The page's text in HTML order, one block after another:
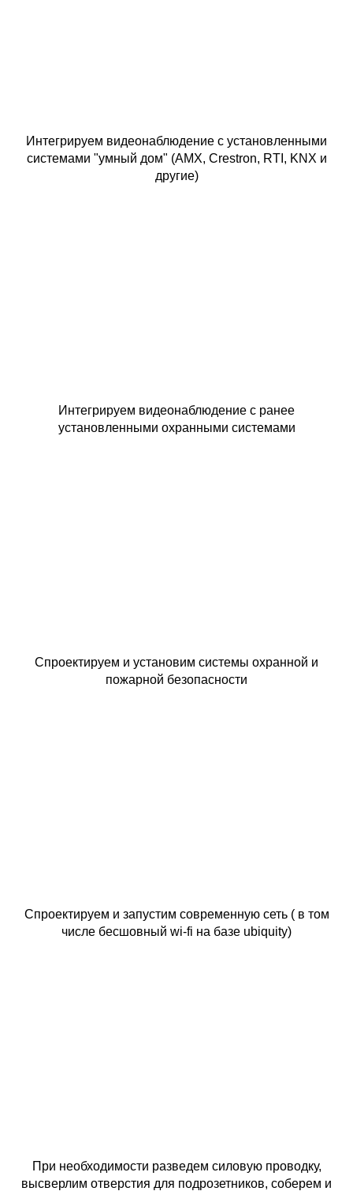
Интегрируем видеонаблюдение с установленными
системами "умный дом" (AMX, Crestron, RTI, KNX и
другие)
Интегрируем видеонаблюдение с ранее
установленными охранными системами
Спроектируем и установим системы охранной и
пожарной безопасности
Спроектируем и запустим современную сеть ( в том
числе бесшовный wi-fi на базе ubiquity)
При необходимости разведем силовую проводку,
высверлим отверстия для подрозетников, соберем и